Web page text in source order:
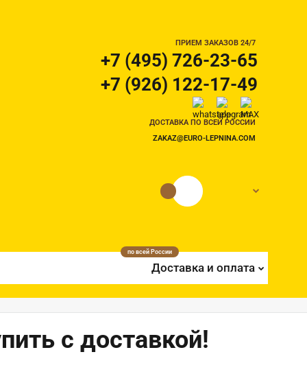
ПРИЕМ ЗАКАЗОВ 24/7
+7 (495) 726-23-65
+7 (926) 122-17-49
ДОСТАВКА ПО ВСЕЙ РОССИИ
ZAKAZ@EURO-LEPNINA.COM
Доставка и оплата
по всей России
с доставкой!